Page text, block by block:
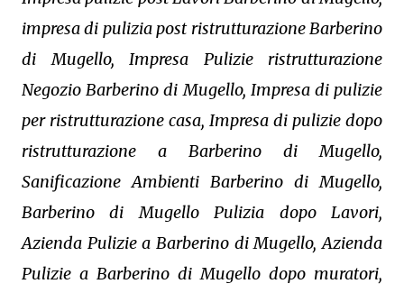
impresa di pulizia post ristrutturazione Barberino
di Mugello, Impresa Pulizie ristrutturazione
Negozio Barberino di Mugello, Impresa di pulizie
per ristrutturazione casa, Impresa di pulizie dopo
ristrutturazione a Barberino di Mugello,
Sanificazione Ambienti Barberino di Mugello,
Barberino di Mugello Pulizia dopo Lavori,
Azienda Pulizie a Barberino di Mugello, Azienda
Pulizie a Barberino di Mugello dopo muratori,